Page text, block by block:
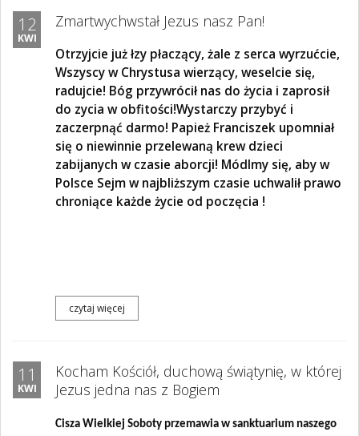
12
KWI
Zmartwychwstał Jezus nasz Pan!
Otrzyjcie już łzy płaczący, żale z serca wyrzućcie,
Wszyscy w Chrystusa wierzący, weselcie się,
radujcie! Bóg przywrócił nas do życia i zaprosił
do zycia w obfitości!Wystarczy przybyć i
zaczerpnąć darmo! Papież Franciszek upomniał
się o niewinnie przelewaną krew dzieci
zabijanych w czasie aborcji! Módlmy się, aby w
Polsce Sejm w najbliższym czasie uchwalił prawo
chroniące każde życie od poczęcia !
czytaj więcej
11
KWI
Kocham Kościół, duchową świątynię, w której
Jezus jedna nas z Bogiem
Cisza Wielkiej Soboty przemawia w sanktuarium naszego